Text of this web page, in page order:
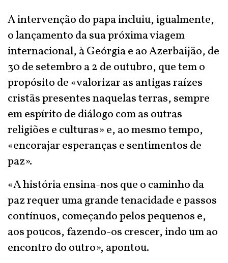
A intervenção do papa incluiu, igualmente,
o lançamento da sua próxima viagem
internacional, à Geórgia e ao Azerbaijão, de
30 de setembro a 2 de outubro, que tem o
propósito de «valorizar as antigas raízes
cristãs presentes naquelas terras, sempre
em espírito de diálogo com as outras
religiões e culturas» e, ao mesmo tempo,
«encorajar esperanças e sentimentos de
paz».
«A história ensina-nos que o caminho da
paz requer uma grande tenacidade e passos
contínuos, começando pelos pequenos e,
aos poucos, fazendo-os crescer, indo um ao
encontro do outro», apontou.